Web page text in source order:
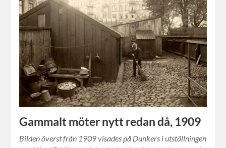
Gammalt möter nytt redan då, 1909
Bilden överst från 1909 visades på Dunkers i utställningen